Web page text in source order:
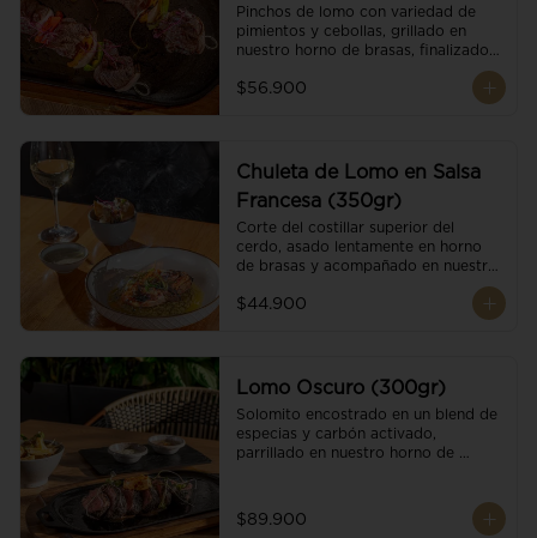
Pinchos de lomo con variedad de
pimientos y cebollas, grillado en
nuestro horno de brasas, finalizado
con cristales de sal. Acompañado de
salsa criolla.
$56.900
Chuleta de Lomo en Salsa
Francesa (350gr)
Corte del costillar superior del
cerdo, asado lentamente en horno
de brasas y acompañado en nuestra
$44.900
Lomo Oscuro (300gr)
Solomito encostrado en un blend de
especias y carbón activado,
parrillado en nuestro horno de
mantequilla de ajo y pimientos.
Acompañado de salsa criolla y una
$89.900